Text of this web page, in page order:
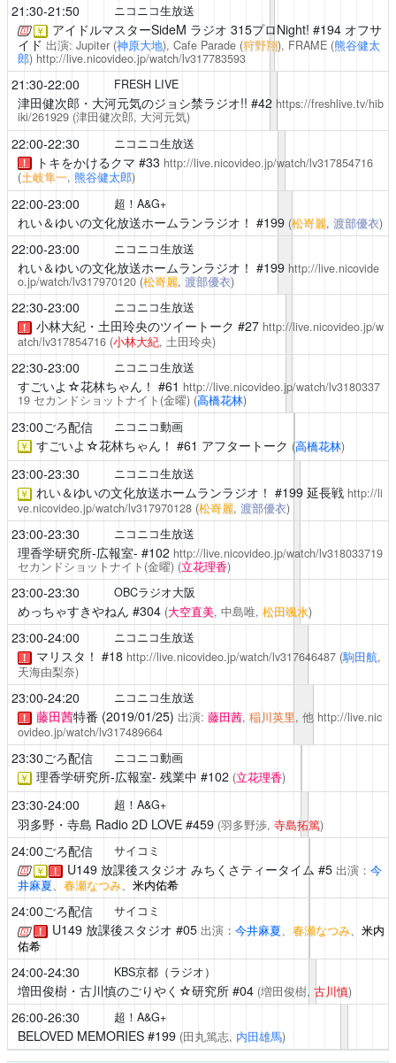
21:30-21:50 ニコニコ生放送
￥ アイドルマスターSideM ラジオ 315プロNight! #194 オフサ
イド 出演: Jupiter (神原大地), Cafe Parade (狩野翔), FRAME (熊谷健太
郎) http://live.nicovideo.jp/watch/lv317783593
21:30-22:00 FRESH LIVE
津田健次郎・大河元気のジョシ禁ラジオ!! #42 https://freshlive.tv/hib
iki/261929 (津田健次郎, 大河元気)
22:00-22:30 ニコニコ生放送
！ トキをかけるクマ #33 http://live.nicovideo.jp/watch/lv317854716
(土岐隼一, 熊谷健太郎)
22:00-23:00 超！A&G+
れい＆ゆいの文化放送ホームランラジオ！ #199 (松嵜麗, 渡部優衣)
22:00-23:00 ニコニコ生放送
れい＆ゆいの文化放送ホームランラジオ！ #199 http://live.nicovide
o.jp/watch/lv317970120 (松嵜麗, 渡部優衣)
22:30-23:00 ニコニコ生放送
！ 小林大紀・土田玲央のツイートーク #27 http://live.nicovideo.jp/w
atch/lv317854716 (小林大紀, 土田玲央)
22:30-23:00 ニコニコ生放送
すごいよ☆花林ちゃん！ #61 http://live.nicovideo.jp/watch/lv3180337
19セカンドショットナイト(金曜) (高橋花林)
23:00ごろ配信 ニコニコ動画
￥ すごいよ☆花林ちゃん！ #61 アフタートーク (高橋花林)
23:00-23:30 ニコニコ生放送
￥ れい＆ゆいの文化放送ホームランラジオ！ #199 延長戦 http://li
ve.nicovideo.jp/watch/lv317970128 (松嵜麗, 渡部優衣)
23:00-23:30 ニコニコ生放送
理香学研究所-広報室- #102 http://live.nicovideo.jp/watch/lv318033719
セカンドショットナイト(金曜) (立花理香)
23:00-23:30 OBCラジオ大阪
めっちゃすきやねん #304 (大空直美, 中島唯, 松田颯水)
23:00-24:00 ニコニコ生放送
！ マリスタ！ #18 http://live.nicovideo.jp/watch/lv317646487 (駒田航,
天海由梨奈)
23:00-24:20 ニコニコ生放送
！ 藤田茜特番 (2019/01/25) 出演: 藤田茜, 稲川英里, 他 http://live.nic
ovideo.jp/watch/lv317489664
23:30ごろ配信 ニコニコ動画
￥ 理香学研究所-広報室- 残業中 #102 (立花理香)
23:30-24:00 超！A&G+
羽多野・寺島 Radio 2D LOVE#459 (羽多野渉, 寺島拓篤)
24:00ごろ配信 サイコミ
￥ ！ U149 放課後スタジオ みちくさティータイム #5 出演： 今
井麻夏、 春瀬なつみ、 米内佑希
24:00ごろ配信 サイコミ
！ U149 放課後スタジオ #05 出演： 今井麻夏、 春瀬なつみ、 米内
佑希
24:00-24:30 KBS京都（ラジオ）
増田俊樹・古川慎のごりやく☆研究所#04 (増田俊樹, 古川慎)
26:00-26:30 超！A&G+
BELOVED MEMORIES#199 (田丸篤志, 内田雄馬)